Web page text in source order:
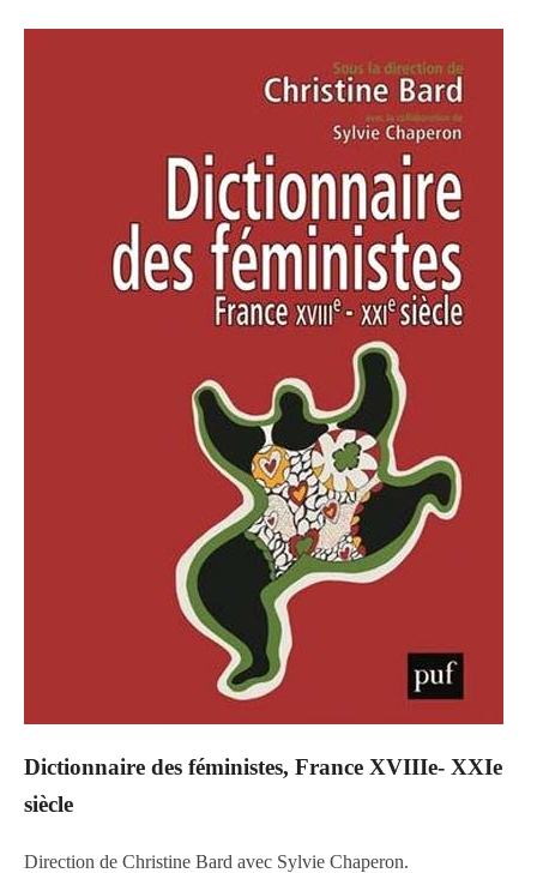
Dictionnaire des féministes, France XVIIIe- XXIe
siècle
Direction de Christine Bard avec Sylvie Chaperon.